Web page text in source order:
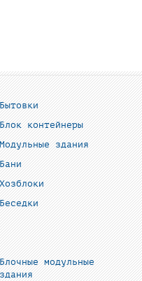
Бытовки
Блок контейнеры
Модульные здания
Бани
Хозблоки
Беседки
Блочные модульные
здания